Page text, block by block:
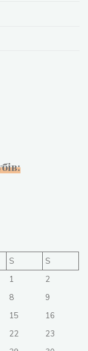
S
S
1
2
8
9
15
16
22
23